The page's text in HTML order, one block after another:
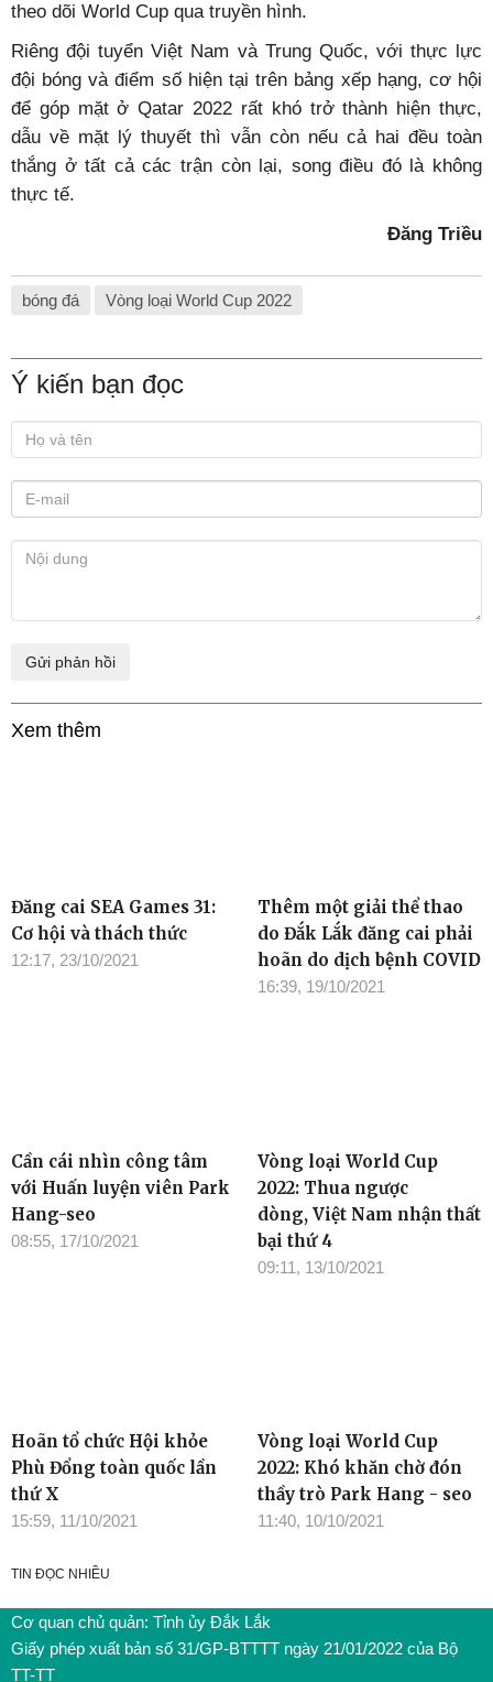
theo dõi World Cup qua truyền hình.
Riêng đội tuyển Việt Nam và Trung Quốc, với thực lực
đội bóng và điểm số hiện tại trên bảng xếp hạng, cơ hội
để góp mặt ở Qatar 2022 rất khó trở thành hiện thực,
dẫu về mặt lý thuyết thì vẫn còn nếu cả hai đều toàn
thắng ở tất cả các trận còn lại, song điều đó là không
thực tế.
Đăng Triều
bóng đá Vòng loại World Cup 2022
Ý kiến bạn đọc
Xem thêm
Đăng cai SEA Games 31:
Cơ hội và thách thức
12:17, 23/10/2021
Thêm một giải thể thao
do Đắk Lắk đăng cai phải
hoãn do dịch bệnh COVID
16:39, 19/10/2021
Cần cái nhìn công tâm
với Huấn luyện viên Park
Hang-seo
08:55, 17/10/2021
Vòng loại World Cup
2022: Thua ngược
dòng, Việt Nam nhận thất
bại thứ 4
09:11, 13/10/2021
Hoãn tổ chức Hội khỏe
Phù Đổng toàn quốc lần
thứ X
15:59, 11/10/2021
Vòng loại World Cup
2022: Khó khăn chờ đón
thầy trò Park Hang - seo
11:40, 10/10/2021
TIN ĐỌC NHIỀU
Cơ quan chủ quản: Tỉnh ủy Đắk Lắk
Giấy phép xuất bản số 31/GP-BTTTT ngày 21/01/2022 của Bộ
TT-TT